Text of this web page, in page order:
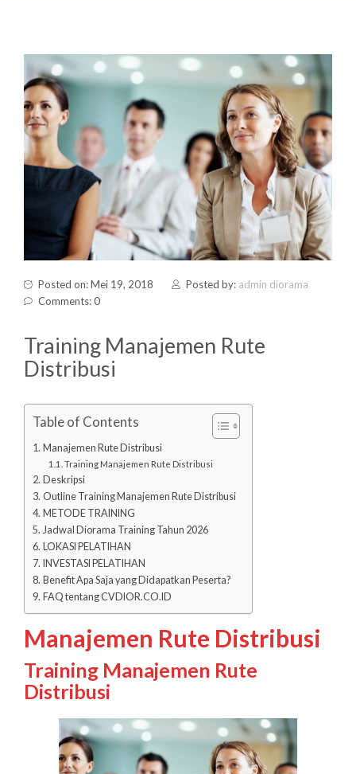
Posted on: Mei 19, 2018 Posted by: admin diorama
Comments: 0
Training Manajemen Rute
Distribusi
Table of Contents
Manajemen Rute Distribusi
Training Manajemen Rute Distribusi
Deskripsi
Outline Training Manajemen Rute Distribusi
METODE TRAINING
Jadwal Diorama Training Tahun 2026
LOKASI PELATIHAN
INVESTASI PELATIHAN
Benefit Apa Saja yang Didapatkan Peserta?
FAQ tentang CVDIOR.CO.ID
Manajemen Rute Distribusi
Training Manajemen Rute
Distribusi